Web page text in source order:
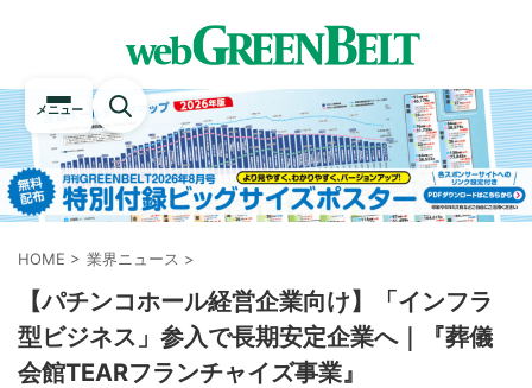
メニュー
HOME > 業界ニュース >
【パチンコホール経営企業向け】「インフラ
型ビジネス」参入で長期安定企業へ｜『葬儀
会館TEARフランチャイズ事業』